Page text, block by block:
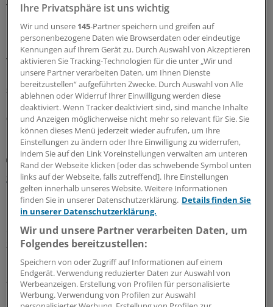
Typ-2-Diabetes und Adipositas sind keine isolierten
Erkrankungen: Sie wirken sich auf zahlreiche
Organsysteme aus und verursachen viel Morbidität und
Kosten. Ganzheitliche Prävention ist möglich, wenn die
Versorgung die unterschiedlichen Organe gezielt in den
Blick nimmt und Risiken früh erkennt.
Sonderbericht|Mit freundlicher Unterstützung von:Roche Diagnostics
Deutschland GmbH, Mannheim
03.08.2026
Gegen Über- und Unterversorgung
„Klug entscheiden“-Empfehlung zu
Vorhofflimmern: Das steht drin
Bei der Indikationsstellung zur oralen Antikoagulation
bei Vorhofflimmern spielt das Geschlecht laut „Klug
entscheiden“ keine Rolle mehr. Die DGIM-Initiative gibt
zudem Empfehlungen zur Wahl der Antikoagulation und
Begleittherapie.
22.07.2026
Ihre Privatsphäre ist uns wichtig
Wir und unsere 145-Partner speichern und greifen auf
personenbezogene Daten wie Browserdaten oder eindeutige
Kennungen auf Ihrem Gerät zu. Durch Auswahl von Akzeptieren
aktivieren Sie Tracking-Technologien für die unter „Wir und
unsere Partner verarbeiten Daten, um Ihnen Dienste
bereitzustellen“ aufgeführten Zwecke. Durch Auswahl von Alle
ablehnen oder Widerruf Ihrer Einwilligung werden diese
deaktiviert. Wenn Tracker deaktiviert sind, sind manche Inhalte
und Anzeigen möglicherweise nicht mehr so relevant für Sie. Sie
können dieses Menü jederzeit wieder aufrufen, um Ihre
Einstellungen zu ändern oder Ihre Einwilligung zu widerrufen,
indem Sie auf den Link Voreinstellungen verwalten am unteren
Rand der Webseite klicken [oder das schwebende Symbol unten
links auf der Webseite, falls zutreffend]. Ihre Einstellungen
gelten innerhalb unseres Website. Weitere Informationen
finden Sie in unserer Datenschutzerklärung. Details finden Sie
in unserer Datenschutzerklärung.
Wir und unsere Partner verarbeiten Daten, um
Folgendes bereitzustellen:
Speichern von oder Zugriff auf Informationen auf einem
Endgerät. Verwendung reduzierter Daten zur Auswahl von
Werbeanzeigen. Erstellung von Profilen für personalisierte
Werbung. Verwendung von Profilen zur Auswahl